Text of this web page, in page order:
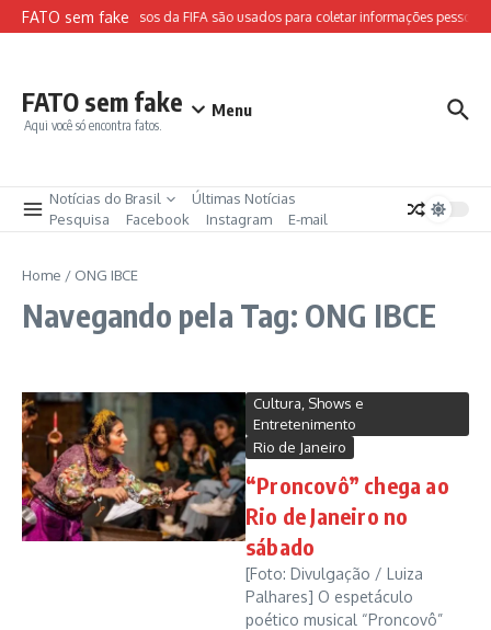
Ir para o conteúdo
FATO sem fakeSites falsos da FIFA são usados para coletar informações pessoais
FATO sem fake
Aqui você só encontra fatos.
Menu
Notícias do Brasil
Últimas Notícias
Pesquisa
Facebook Instagram E-mail
Home / ONG IBCE
Navegando pela Tag: ONG IBCE
Cultura, Shows e
Entretenimento
Rio de Janeiro
“Proncovô” chega ao
Rio de Janeiro no
sábado
[Foto: Divulgação / Luiza
Palhares] O espetáculo
poético musical “Proncovô”